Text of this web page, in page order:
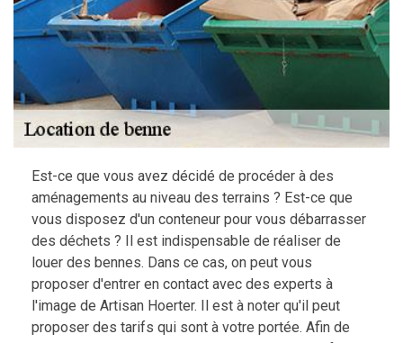
Est-ce que vous avez décidé de procéder à des
aménagements au niveau des terrains ? Est-ce que
vous disposez d'un conteneur pour vous débarrasser
des déchets ? Il est indispensable de réaliser de
louer des bennes. Dans ce cas, on peut vous
proposer d'entrer en contact avec des experts à
l'image de Artisan Hoerter. Il est à noter qu'il peut
proposer des tarifs qui sont à votre portée. Afin de